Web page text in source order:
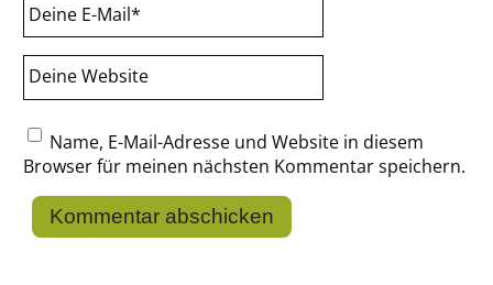
Deine E-Mail*
Deine Website
Name, E-Mail-Adresse und Website in diesem
Browser für meinen nächsten Kommentar speichern.